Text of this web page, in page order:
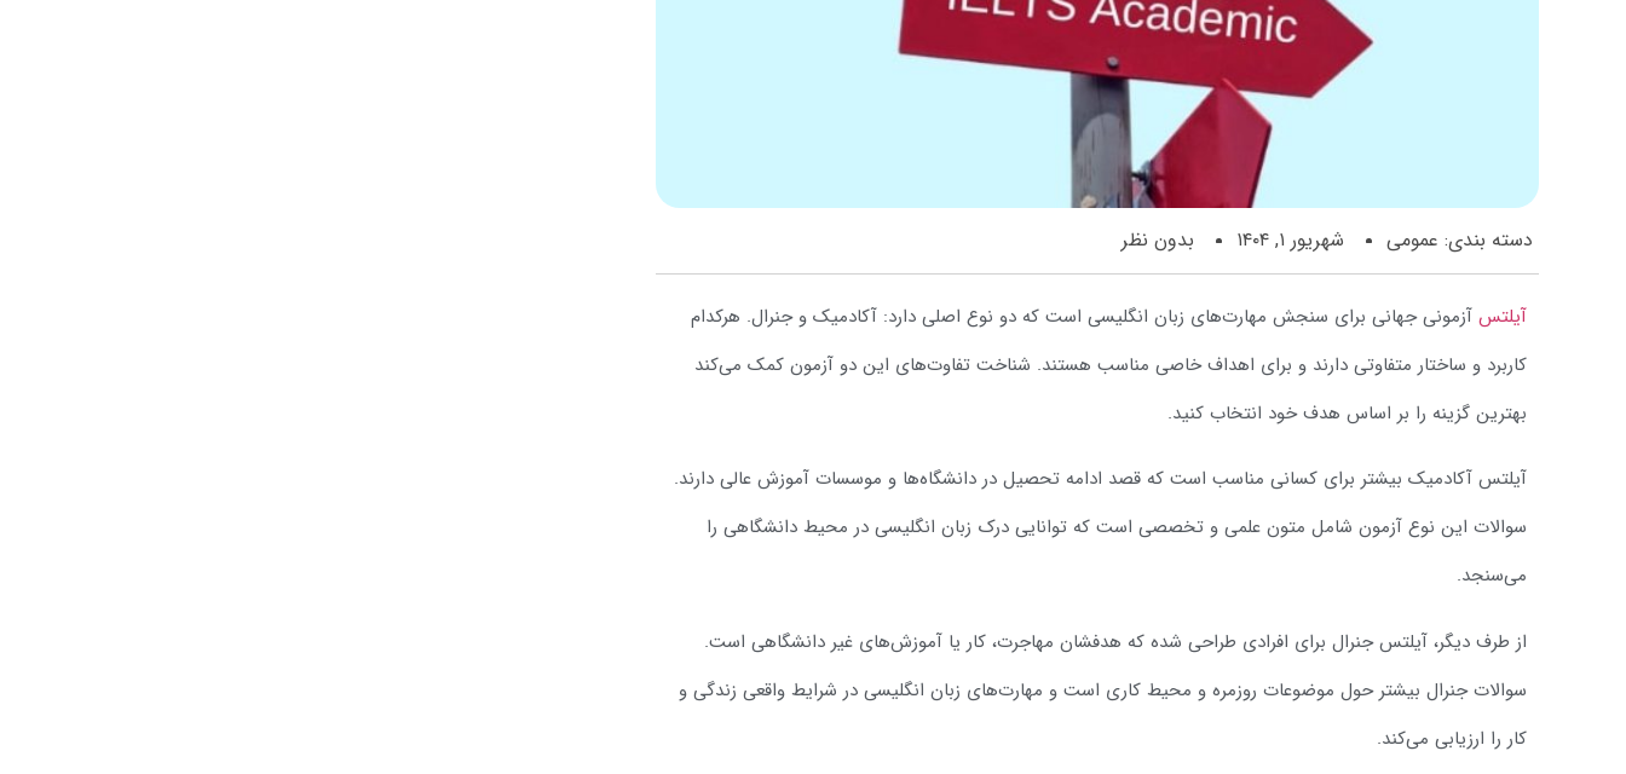
دسته بندی: عمومی شهریور ۱, ۱۴۰۴ بدون نظر
آیلتس آزمونی جهانی برای سنجش مهارت‌های زبان انگلیسی است که دو نوع اصلی دارد: آکادمیک و جنرال. هرکدام
کاربرد و ساختار متفاوتی دارند و برای اهداف خاصی مناسب هستند. شناخت تفاوت‌های این دو آزمون کمک می‌کند
بهترین گزینه را بر اساس هدف خود انتخاب کنید.
آیلتس آکادمیک بیشتر برای کسانی مناسب است که قصد ادامه تحصیل در دانشگاه‌ها و موسسات آموزش عالی دارند.
سوالات این نوع آزمون شامل متون علمی و تخصصی است که توانایی درک زبان انگلیسی در محیط دانشگاهی را
می‌سنجد.
از طرف دیگر، آیلتس جنرال برای افرادی طراحی شده که هدفشان مهاجرت، کار یا آموزش‌های غیر دانشگاهی است.
سوالات جنرال بیشتر حول موضوعات روزمره و محیط کاری است و مهارت‌های زبان انگلیسی در شرایط واقعی زندگی و
کار را ارزیابی می‌کند.